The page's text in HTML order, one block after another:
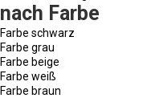
nach Farbe
Farbe schwarz
Farbe grau
Farbe beige
Farbe weiß
Farbe braun